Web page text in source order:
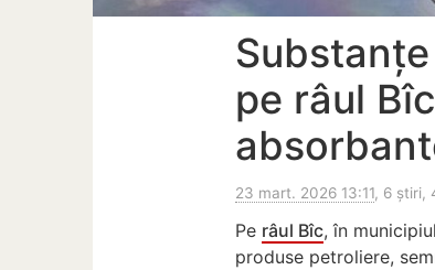
pe râul
23 mart. 2026 13:11, 6 știri,
Pe râul Bîc, în municipiul
produse petroliere,